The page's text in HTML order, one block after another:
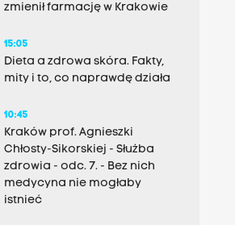
zmienił farmację w Krakowie
15:05
Dieta a zdrowa skóra. Fakty,
mity i to, co naprawdę działa
10:45
Kraków prof. Agnieszki
Chłosty-Sikorskiej - Służba
zdrowia - odc. 7. - Bez nich
medycyna nie mogłaby
istnieć